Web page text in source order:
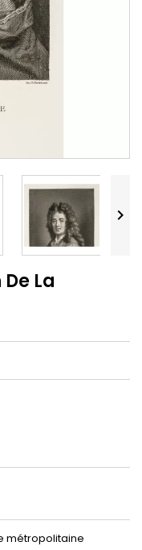

La
métropolitaine